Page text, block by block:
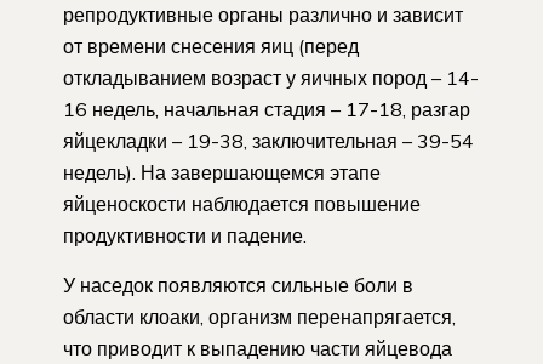
репродуктивные органы различно и зависит
от времени снесения яиц (перед
откладыванием возраст у яичных пород – 14-
16 недель, начальная стадия – 17-18, разгар
яйцекладки – 19-38, заключительная – 39-54
недель). На завершающемся этапе
яйценоскости наблюдается повышение
продуктивности и падение.
У наседок появляются сильные боли в
области клоаки, организм перенапрягается,
что приводит к выпадению части яйцевода